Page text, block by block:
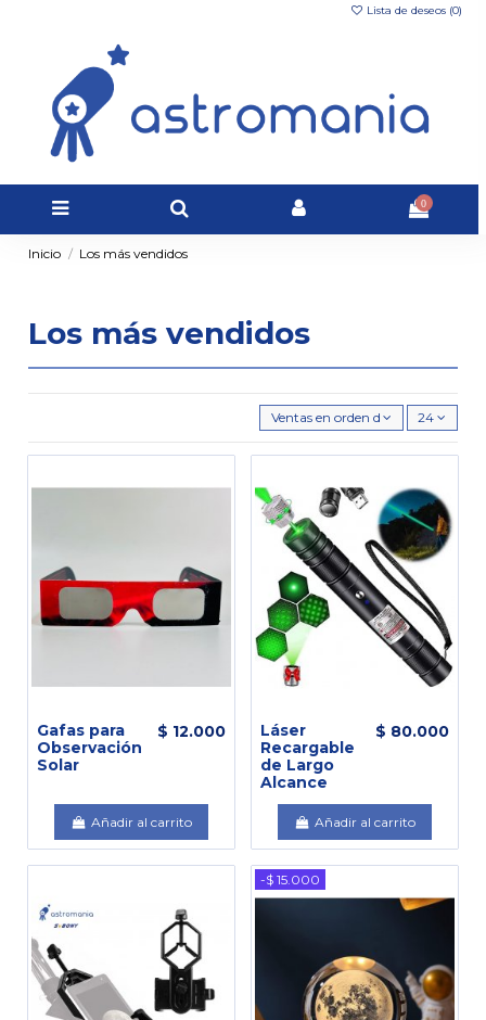
Lista de deseos (0)
0
Inicio Los más vendidos
Los más vendidos
Ventas en orden decreciente
24
Gafas para
Observación
Solar
$ 12.000
Añadir al carrito
Láser
Recargable
de Largo
Alcance
$ 80.000
Añadir al carrito
-$ 15.000